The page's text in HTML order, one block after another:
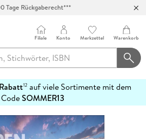
Tage Rückgaberecht***
Filiale Konto Merkzettel Warenkorb
12auf viele Sortimente mit dem
CodeSOMMER13